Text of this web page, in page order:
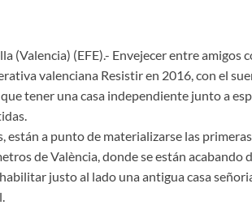
(Valencia) (EFE).- Envejecer entre amigos
valenciana Resistir en 2016, con el
tener una casa independiente junto a
están a punto de materializarse las
de València, donde se están
justo al lado una antigua casa